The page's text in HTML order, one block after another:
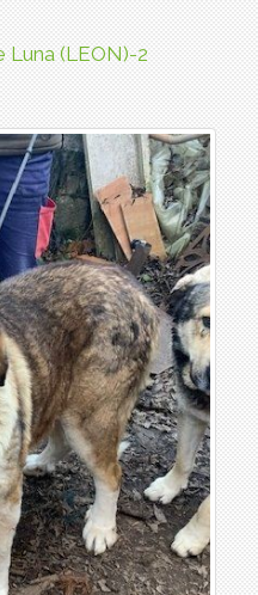
Luna (LEON)-2